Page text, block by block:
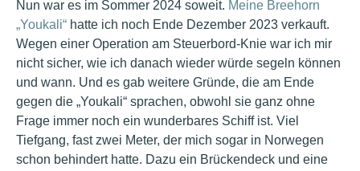
Nun war es im Sommer 2024 soweit. Meine Breehorn
„Youkali“ hatte ich noch Ende Dezember 2023 verkauft.
Wegen einer Operation am Steuerbord-Knie war ich mir
nicht sicher, wie ich danach wieder würde segeln können
und wann. Und es gab weitere Gründe, die am Ende
gegen die „Youkali“ sprachen, obwohl sie ganz ohne
Frage immer noch ein wunderbares Schiff ist. Viel
Tiefgang, fast zwei Meter, der mich sogar in Norwegen
schon behindert hatte. Dazu ein Brückendeck und eine